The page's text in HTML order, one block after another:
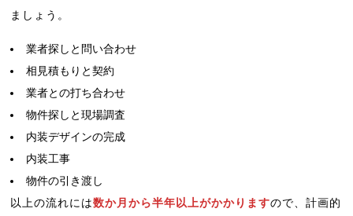
ましょう。
業者探しと問い合わせ
相見積もりと契約
業者との打ち合わせ
物件探しと現場調査
内装デザインの完成
内装工事
物件の引き渡し
以上の流れには数か月から半年以上がかかりますので、計画的